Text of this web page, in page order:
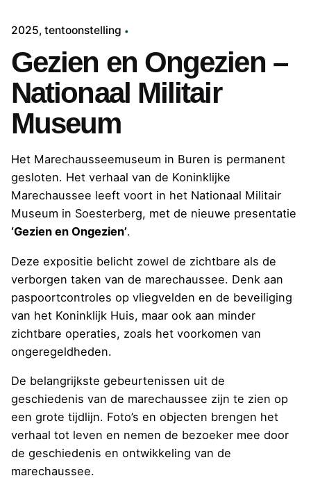
2025 tentoonstelling
Gezien en Ongezien –
Nationaal Militair
Museum
Het Marechausseemuseum in Buren is permanent
gesloten. Het verhaal van de Koninklijke
Marechaussee leeft voort in het Nationaal Militair
Museum in Soesterberg, met de nieuwe presentatie
‘Gezien en Ongezien’.
Deze expositie belicht zowel de zichtbare als de
verborgen taken van de marechaussee. Denk aan
paspoortcontroles op vliegvelden en de beveiliging
van het Koninklijk Huis, maar ook aan minder
zichtbare operaties, zoals het voorkomen van
ongeregeldheden.
De belangrijkste gebeurtenissen uit de
geschiedenis van de marechaussee zijn te zien op
een grote tijdlijn. Foto’s en objecten brengen het
verhaal tot leven en nemen de bezoeker mee door
de geschiedenis en ontwikkeling van de
marechaussee.